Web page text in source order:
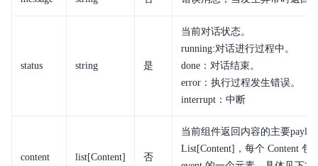
status string 是
当前对话状态。
running:对话进行过程中。
done：对话结束。
error：执行过程发生错误。
interrupt：中断
content list[Content] 否
当前组件返回内容的主要
List[Content]，每个 Content 包